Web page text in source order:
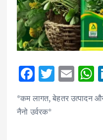
F
e
b
T
w
it
E
ai
h
*कम लागत, बेहतर उत्पादन
नैनो उर्वरक*